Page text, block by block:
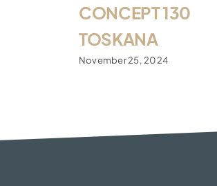
CONCEPT 130
TOSKANA
November 25, 2024